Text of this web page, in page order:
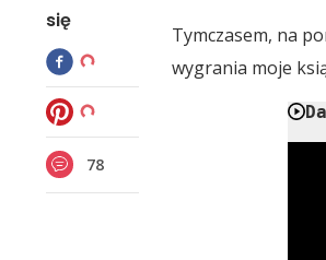
się
78
Tymczasem, na
wygrania moje